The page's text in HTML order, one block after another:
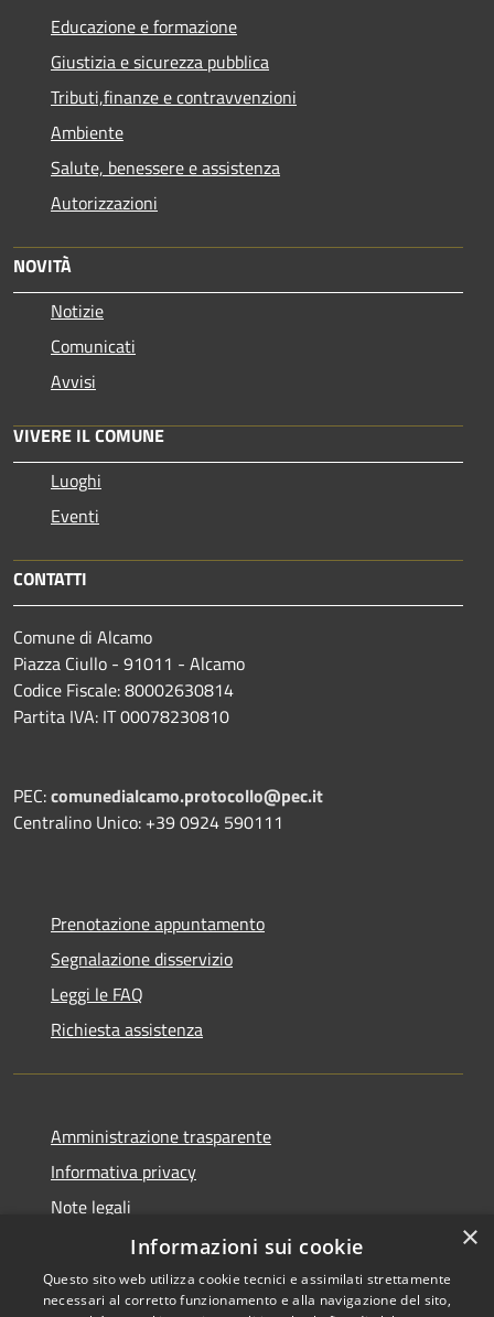
Educazione e formazione
Giustizia e sicurezza pubblica
Tributi,finanze e contravvenzioni
Ambiente
Salute, benessere e assistenza
Autorizzazioni
NOVITÀ
Notizie
Comunicati
Avvisi
VIVERE IL COMUNE
Luoghi
Eventi
CONTATTI
Comune di Alcamo
Piazza Ciullo - 91011 - Alcamo
Codice Fiscale: 80002630814
Partita IVA: IT 00078230810
PEC:comunedialcamo.protocollo@pec.it
Centralino Unico: +39 0924 590111
Prenotazione appuntamento
Segnalazione disservizio
Leggi le FAQ
Richiesta assistenza
Amministrazione trasparente
Informativa privacy
Note legali
Dichiarazione di accessibilità
×
Informazioni sui cookie
Questo sito web utilizza cookie tecnici e assimilati strettamente
necessari al corretto funzionamento e alla navigazione del sito,